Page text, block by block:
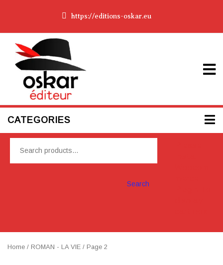
https://editions-oskar.eu
CATEGORIES
Search
Home / ROMAN - LA VIE / Page 2